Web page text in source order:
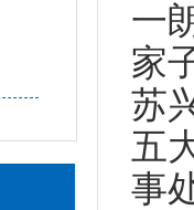
一
家
苏
五
事